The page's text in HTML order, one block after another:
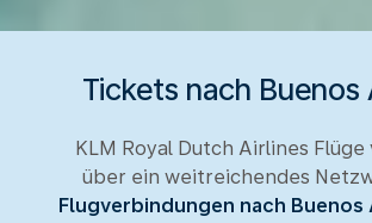
Tickets nach Buenos
KLM Royal Dutch Airlines
über ein weitreichendes
Flugverbindungen nach Buenos